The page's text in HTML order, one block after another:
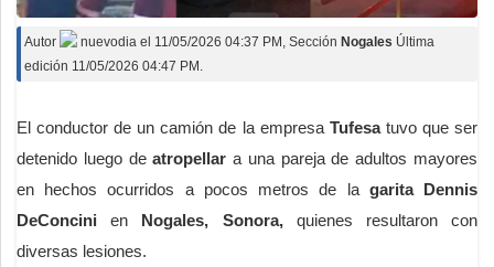
Autor nuevodia el 11/05/2026 04:37 PM , Sección Nogales Última
edición 11/05/2026 04:47 PM.
El conductor de un camión de la empresa Tufesatuvo que ser
detenido luego deatropellar a una pareja de adultos mayores
en hechos ocurridos a pocos metros de la garita Dennis
DeConcinien Nogales, Sonora,quienes resultaron con
diversas lesiones.